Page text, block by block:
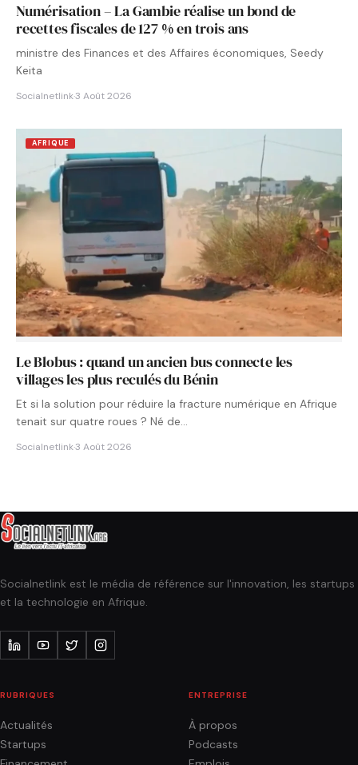
Numérisation – La Gambie réalise un bond de
recettes fiscales de 127 % en trois ans
ministre des Finances et des Affaires économiques, Seedy
Keita
Socialnetlink·3 Août 2026
AFRIQUE
Le Blobus : quand un ancien bus connecte les
villages les plus reculés du Bénin
Et si la solution pour réduire la fracture numérique en Afrique
tenait sur quatre roues ? Né de…
Socialnetlink·3 Août 2026
Socialnetlink est le média de référence sur l'innovation, les startups
et la technologie en Afrique.
RUBRIQUES
Actualités
Startups
ENTREPRISE
À propos
Podcasts